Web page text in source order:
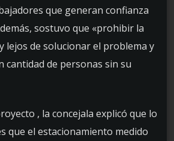
que generan confianza
sostuvo que «prohibir la
lejos de solucionar el problema y
cantidad de personas sin su
, la concejala explicó que lo
que el estacionamiento medido